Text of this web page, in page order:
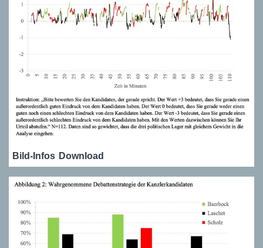
Bild-Infos Download